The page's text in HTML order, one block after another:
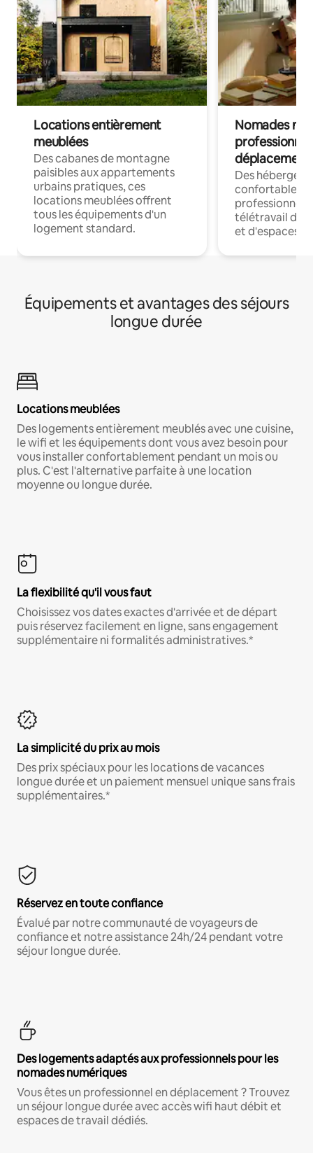
Locations entièrement
meublées
Des cabanes de montagne
paisibles aux appartements
urbains pratiques, ces
locations meublées offrent
tous les équipements d'un
logement standard.
Nomades
déplacement
Des
confortables
professionnels
télétravail
et d'espaces
Équipements et avantages des séjours
longue durée
Locations meublées
Des logements entièrement meublés avec une cuisine,
le wifi et les équipements dont vous avez besoin pour
vous installer confortablement pendant un mois ou
plus. C'est l'alternative parfaite à une location
moyenne ou longue durée.
La flexibilité qu'il vous faut
Choisissez vos dates exactes d'arrivée et de départ
puis réservez facilement en ligne, sans engagement
supplémentaire ni formalités administratives.*
La simplicité du prix au mois
Des prix spéciaux pour les locations de vacances
longue durée et un paiement mensuel unique sans frais
supplémentaires.*
Réservez en toute confiance
Évalué par notre communauté de voyageurs de
confiance et notre assistance 24h/24 pendant votre
séjour longue durée.
Des logements adaptés aux professionnels pour les
nomades numériques
Vous êtes un professionnel en déplacement ? Trouvez
un séjour longue durée avec accès wifi haut débit et
espaces de travail dédiés.